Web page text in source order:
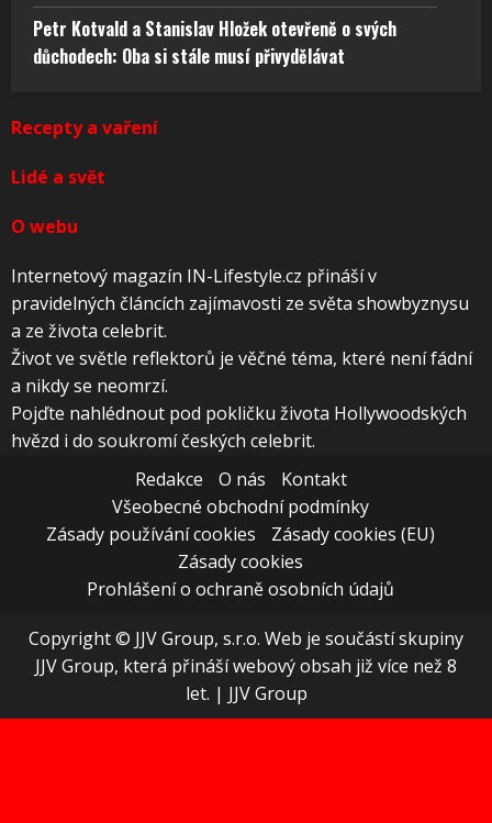
Petr Kotvald a Stanislav Hložek otevřeně o svých
důchodech: Oba si stále musí přivydělávat
Recepty a vaření
Lidé a svět
O webu
Internetový magazín IN-Lifestyle.cz přináší v
pravidelných článcích zajímavosti ze světa showbyznysu
a ze života celebrit.
Život ve světle reflektorů je věčné téma, které není fádní
a nikdy se neomrzí.
Pojďte nahlédnout pod pokličku života Hollywoodských
hvězd i do soukromí českých celebrit.
Redakce
O nás
Kontakt
Všeobecné obchodní podmínky
Zásady používání cookies
Zásady cookies (EU)
Zásady cookies
Prohlášení o ochraně osobních údajů
Copyright © JJV Group, s.r.o. Web je součástí skupiny
JJV Group, která přináší webový obsah již více než 8
let. | JJV Group